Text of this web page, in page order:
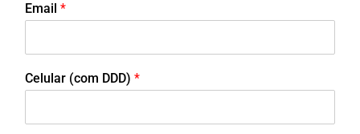
Email *
Celular (com DDD) *